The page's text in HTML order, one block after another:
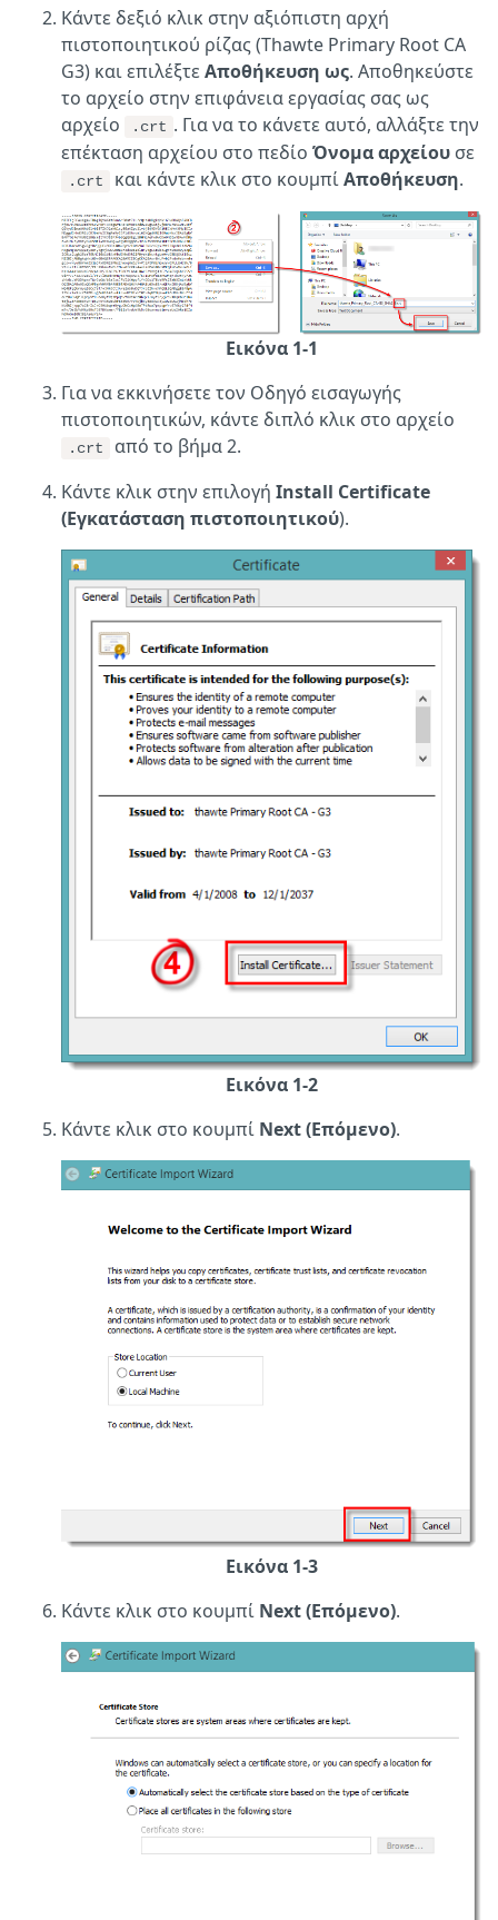
Κάντε δεξιό κλικ στην αξιόπιστη αρχή
πιστοποιητικού ρίζας (Thawte Primary Root CA
G3) και επιλέξτε Αποθήκευση ως. Αποθηκεύστε
το αρχείο στην επιφάνεια εργασίας σας ως
αρχείο
.crt . Για να το κάνετε αυτό, αλλάξτε την
επέκταση αρχείου στο πεδίο Όνομα αρχείου σε
.crt και κάντε κλικ στο κουμπίΑποθήκευση.
Εικόνα 1-1
Για να εκκινήσετε τον Οδηγό εισαγωγής
πιστοποιητικών, κάντε διπλό κλικ στο αρχείο
.crt
από το βήμα 2.
Κάντε κλικ στην επιλογή Install Certificate
(Εγκατάσταση πιστοποιητικού).
Εικόνα 1-2
Κάντε κλικ στο κουμπί Next (Επόμενο).
Εικόνα 1-3
Κάντε κλικ στο κουμπί Next (Επόμενο).